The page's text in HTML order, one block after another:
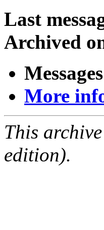
Last
Archived
More
This
edition).